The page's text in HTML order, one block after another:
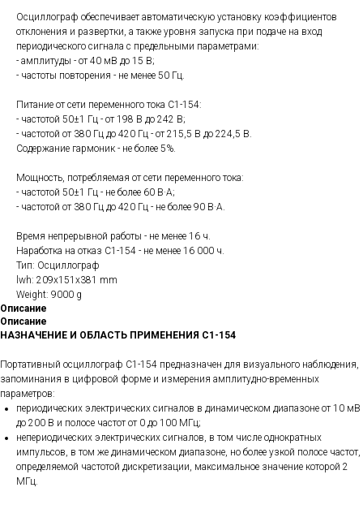
Осциллограф обеспечивает автоматическую установку коэффициентов
отклонения и развертки, а также уровня запуска при подаче на вход
периодического сигнала с предельными параметрами:
- амплитуды - от 40 мВ до 15 В;
- частоты повторения - не менее 50 Гц.
Питание от сети переменного тока С1-154:
- частотой 50±1 Гц - от 198 В до 242 В;
- частотой от 380 Гц до 420 Гц - от 215,5 В до 224,5 В.
Содержание гармоник - не более 5%.
Мощность, потребляемая от сети переменного тока:
- частотой 50±1 Гц - не более 60 B·A;
- частотой от 380 Гц до 420 Гц - не более 90 В·А.
Время непрерывной работы - не менее 16 ч.
Наработка на отказ С1-154 - не менее 16 000 ч.
Тип: Осциллограф
lwh: 209x151x381 mm
Weight: 9000 g
Описание
Описание
НАЗНАЧЕНИЕ И ОБЛАСТЬ ПРИМЕНЕНИЯ С1-154
Портативный осциллограф С1-154 предназначен для визуального наблюдения,
запоминания в цифровой форме и измерения амплитудно-временных
параметров:
периодических электрических сигналов в динамическом диапазоне от 10 мВ
до 200 В и полосе частот от 0 до 100 МГц;
непериодических электрических сигналов, в том числе однократных
импульсов, в том же динамическом диапазоне, но более узкой полосе частот,
определяемой частотой дискретизации, максимальное значение которой 2
МГц.